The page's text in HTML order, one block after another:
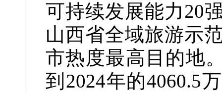
可持续发展能力20
山西省全域旅游示
市热度最高目的地
到2024年的4060.5